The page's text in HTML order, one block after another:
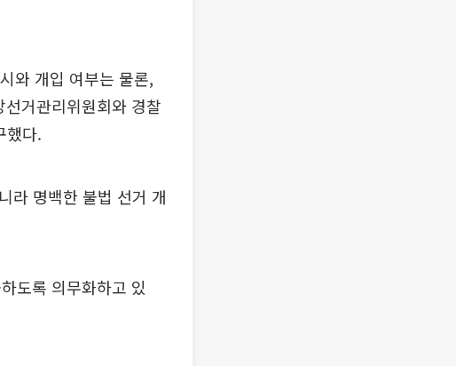
와 개입 여부는 물론,
거관리위원회와 경찰
했다.
라 명백한 불법 선거 개
도록 의무화하고 있